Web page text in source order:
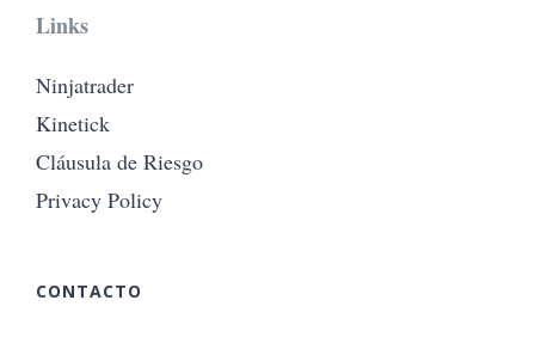
Links
Ninjatrader
Kinetick
Cláusula de Riesgo
Privacy Policy
CONTACTO